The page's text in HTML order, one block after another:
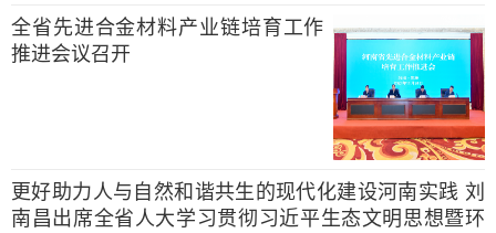
全省先进合金材料产业链培育工作
推进会议召开
更好助力人与自然和谐共生的现代化建设河南实践 刘
南昌出席全省人大学习贯彻习近平生态文明思想暨环